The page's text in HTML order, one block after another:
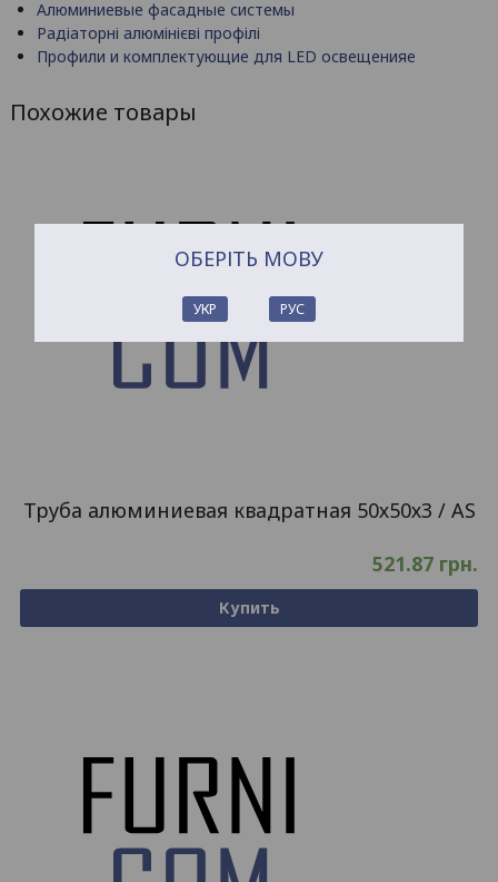
Алюминиевые фасадные системы
Радіаторні алюмінієві профілі
Профили и комплектующие для LED освещенияе
Похожие товары
Труба алюминиевая квадратная 50х50х3 / AS
521.87 грн.
Купить
ОБЕРІТЬ МОВУ
УКР РУС